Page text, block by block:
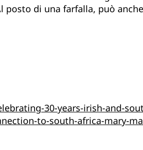
posto di una farfalla, può
30-years-irish-and-
to-south-africa-mary-